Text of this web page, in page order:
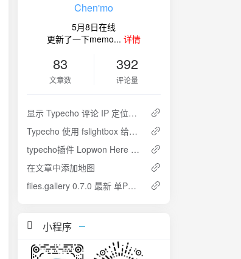
Chen'mo
5月8日在线
更新了一下memo... 详情
83
文章数
392
评论量
显示 Typecho 评论 IP 定位插件
Typecho 使用 fslightbox 给图片添加暗箱效果
typecho插件 Lopwon Here 文章内地图，可显示自定义坐标的地图
在文章中添加地图
files.gallery 0.7.0 最新 单PHP应用，创建简易的网络画廊
小程序